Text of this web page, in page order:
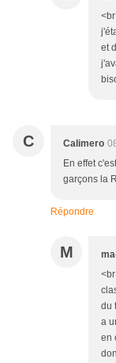
et
C Calimero
En effet
garçons la
Répondre
M
du
a
en